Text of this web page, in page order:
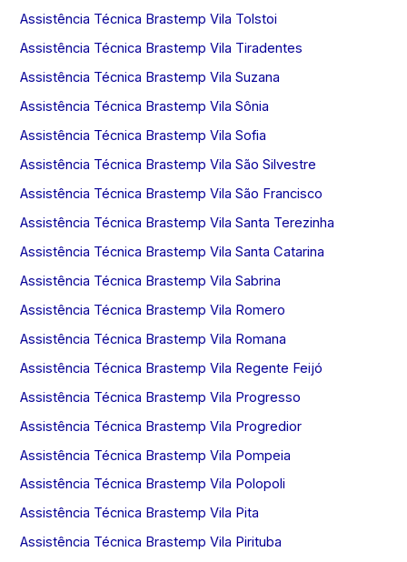
Assistência Técnica Brastemp Vila Tolstoi
Assistência Técnica Brastemp Vila Tiradentes
Assistência Técnica Brastemp Vila Suzana
Assistência Técnica Brastemp Vila Sônia
Assistência Técnica Brastemp Vila Sofia
Assistência Técnica Brastemp Vila São Silvestre
Assistência Técnica Brastemp Vila São Francisco
Assistência Técnica Brastemp Vila Santa Terezinha
Assistência Técnica Brastemp Vila Santa Catarina
Assistência Técnica Brastemp Vila Sabrina
Assistência Técnica Brastemp Vila Romero
Assistência Técnica Brastemp Vila Romana
Assistência Técnica Brastemp Vila Regente Feijó
Assistência Técnica Brastemp Vila Progresso
Assistência Técnica Brastemp Vila Progredior
Assistência Técnica Brastemp Vila Pompeia
Assistência Técnica Brastemp Vila Polopoli
Assistência Técnica Brastemp Vila Pita
Assistência Técnica Brastemp Vila Pirituba